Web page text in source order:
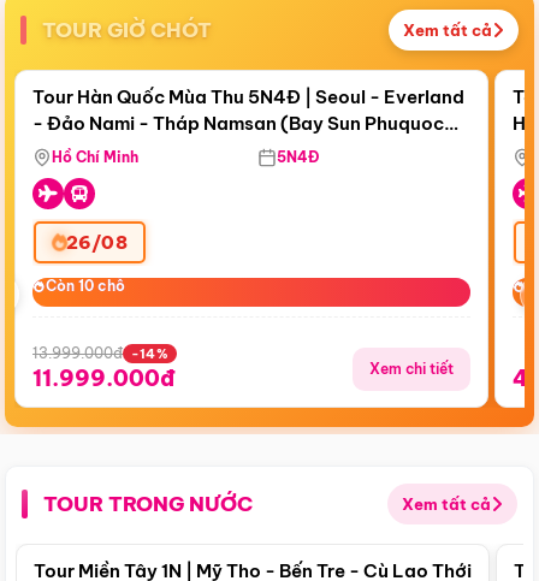
TOUR GIỜ CHÓT Xem tất cả
Còn19 ngày 07:35:41
Điểm nổi bật
Tour Hàn Quốc Mùa Thu 5N4Đ | Seoul - Everland
- Đảo Nami - Tháp Namsan (Bay Sun Phuquoc
Airways)
Hồ Chí Minh 5N4Đ
26/08
Còn 10 chỗ
Còn 10 chỗ
13.999.000đ -14%
11.999.000đ Xem chi tiết
TOUR TRONG NƯỚC Xem tất cả
Điểm nổi bật
Tour Miền Tây 1N | Mỹ Tho - Bến Tre - Cù Lao Thới